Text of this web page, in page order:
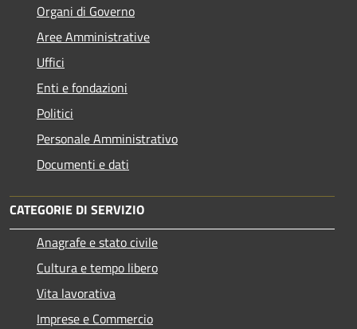
Organi di Governo
Aree Amministrative
Uffici
Enti e fondazioni
Politici
Personale Amministrativo
Documenti e dati
CATEGORIE DI SERVIZIO
Anagrafe e stato civile
Cultura e tempo libero
Vita lavorativa
Imprese e Commercio